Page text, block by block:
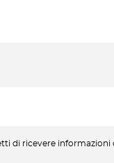
di ricevere